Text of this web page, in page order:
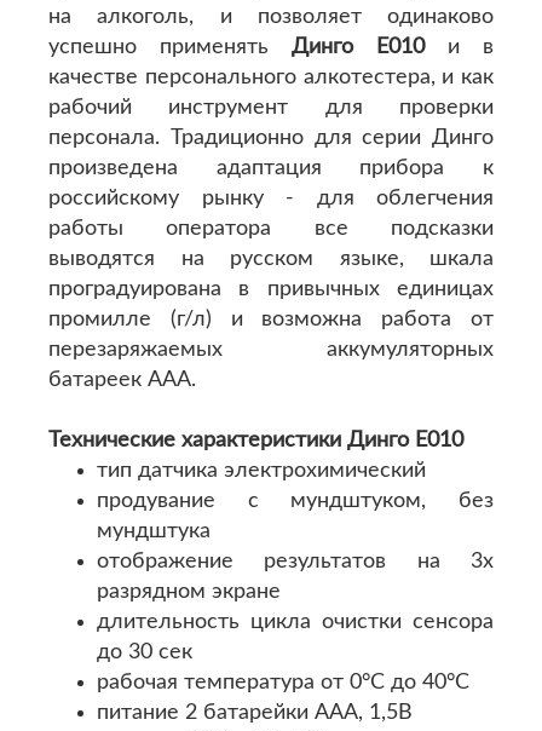
на алкоголь, и позволяет одинаково
успешно применять Динго Е010и в
качестве персонального алкотестера, и как
рабочий инструмент для проверки
персонала. Традиционно для серии Динго
произведена адаптация прибора к
российскому рынку - для облегчения
работы оператора все подсказки
выводятся на русском языке, шкала
проградуирована в привычных единицах
промилле (г/л) и возможна работа от
перезаряжаемых аккумуляторных
батареек ААА.
Технические характеристики Динго Е010
тип датчика электрохимический
продувание с мундштуком, без
мундштука
отображение результатов на 3х
разрядном экране
длительность цикла очистки сенсора
до 30 сек
рабочая температура от 0°С до 40°С
питание 2 батарейки ААА, 1,5В